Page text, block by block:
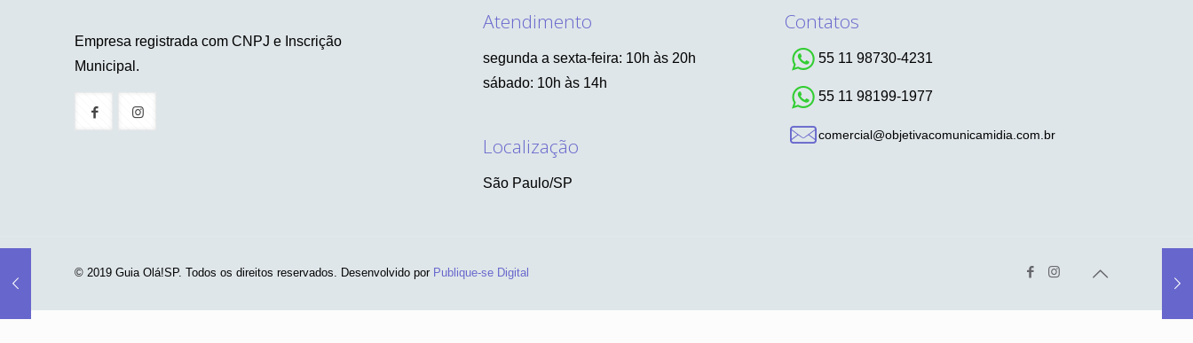
Empresa registrada com CNPJ e Inscrição
Municipal.
Atendimento
segunda a sexta-feira: 10h às 20h
sábado: 10h às 14h
Localização
São Paulo/SP
Contatos
55 11 98730-4231
55 11 98199-1977
comercial@objetivacomunicamidia.com.br
© 2019 Guia Olá!SP. Todos os direitos reservados. Desenvolvido por Publique-se Digital